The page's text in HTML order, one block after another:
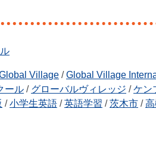
Village /Global Village
ール / グローバルヴィレッジ /ケン
/小学生英語 /英語学習 /茨木市 /